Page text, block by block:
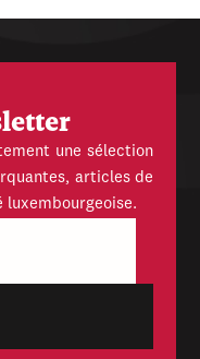
une sélection
articles de